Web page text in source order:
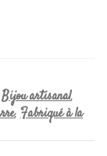
Bijou artisanal,
, Fabriqué à la